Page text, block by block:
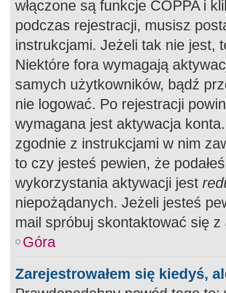
włączone są funkcje COPPA i
podczas rejestracji, musisz
instrukcjami. Jeżeli tak nie jest,
Niektóre fora wymagają
samych użytkowników, bądź
nie logować. Po rejestracji
wymagana jest aktywacja
zgodnie z instrukcjami w nim
to czy jesteś pewien, że
wykorzystania aktywacji jest
niepożądanych. Jeżeli jesteś
mail spróbuj skontaktować się
Góra
Zarejestrowałem się kiedyś,